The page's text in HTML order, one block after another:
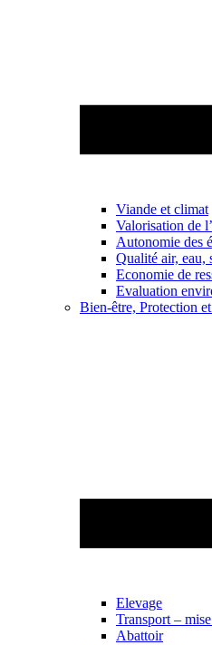
Viande et climat
Valorisation de
Autonomie des
Qualité air, eau,
Economie de
Evaluation
Bien-être, Protection
Elevage
Transport –
Abattoir